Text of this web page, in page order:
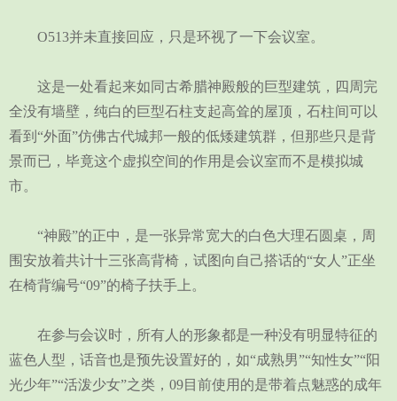
O513并未直接回应，只是环视了一下会议室。
这是一处看起来如同古希腊神殿般的巨型建筑，四周完
全没有墙壁，纯白的巨型石柱支起高耸的屋顶，石柱间可以
看到“外面”仿佛古代城邦一般的低矮建筑群，但那些只是背
景而已，毕竟这个虚拟空间的作用是会议室而不是模拟城
市。
“神殿”的正中，是一张异常宽大的白色大理石圆桌，周
围安放着共计十三张高背椅，试图向自己搭话的“女人”正坐
在椅背编号“09”的椅子扶手上。
在参与会议时，所有人的形象都是一种没有明显特征的
蓝色人型，话音也是预先设置好的，如“成熟男”“知性女”“阳
光少年”“活泼少女”之类，09目前使用的是带着点魅惑的成年